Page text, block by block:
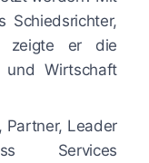
Schiedsrichter,
zeigte er die
und Wirtschaft
Partner, Leader
Services